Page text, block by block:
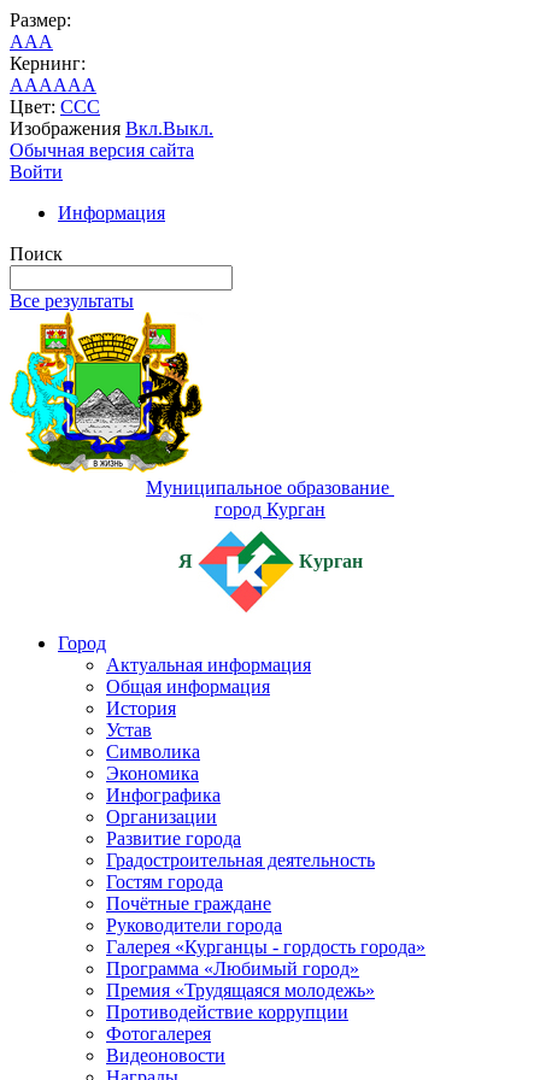
Размер:
AAA
Кернинг:
AAAAAA
Цвет: CCC
Изображения Вкл.Выкл.
Обычная версия сайта
Войти
Информация
Поиск
Все результаты
Муниципальное образование
город Курган
Я Курган
Город
Актуальная информация
Общая информация
История
Устав
Символика
Экономика
Инфографика
Организации
Развитие города
Градостроительная деятельность
Гостям города
Почётные граждане
Руководители города
Галерея «Курганцы - гордость города»
Программа «Любимый город»
Премия «Трудящаяся молодежь»
Противодействие коррупции
Фотогалерея
Видеоновости